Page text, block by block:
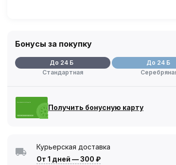
Бонусы за покупку
До 24 Б
Стандартная
До 24 Б
Получить бонусную карту
Курьерская доставка
От 1 дней —300 ₽